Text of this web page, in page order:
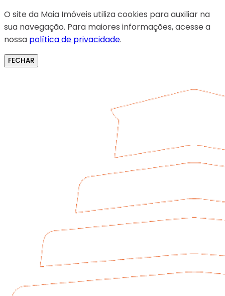
O site da Maia Imóveis utiliza cookies para auxiliar na
sua navegação. Para maiores informações, acesse a
nossa política de privacidade.
FECHAR